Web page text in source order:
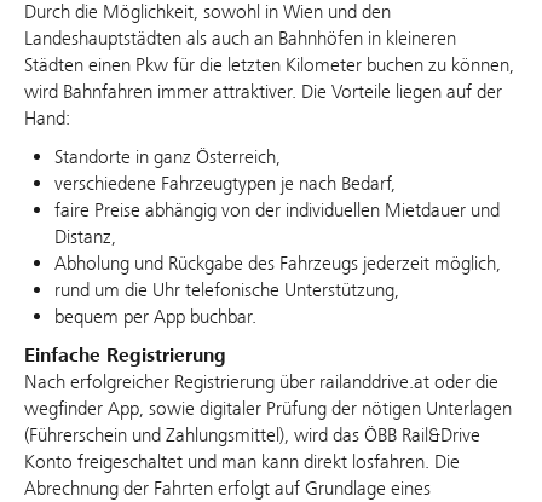
Durch die Möglichkeit, sowohl in Wien und den
Landeshauptstädten als auch an Bahnhöfen in kleineren
Städten einen Pkw für die letzten Kilometer buchen zu können,
wird Bahnfahren immer attraktiver. Die Vorteile liegen auf der
Hand:
Standorte in ganz Österreich,
verschiedene Fahrzeugtypen je nach Bedarf,
faire Preise abhängig von der individuellen Mietdauer und
Distanz,
Abholung und Rückgabe des Fahrzeugs jederzeit möglich,
rund um die Uhr telefonische Unterstützung,
bequem per App buchbar.
Einfache Registrierung
Nach erfolgreicher Registrierung über railanddrive.at oder die
wegfinder App, sowie digitaler Prüfung der nötigen Unterlagen
(Führerschein und Zahlungsmittel), wird das ÖBB Rail&Drive
Konto freigeschaltet und man kann direkt losfahren. Die
Abrechnung der Fahrten erfolgt auf Grundlage eines